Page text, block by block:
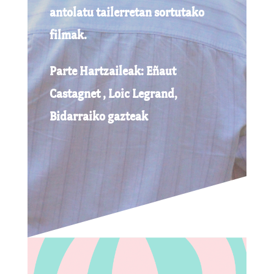
antolatu tailerretan sortutako
filmak.
Parte Hartzaileak: Eñaut
Castagnet , Loic Legrand,
Bidarraiko gazteak